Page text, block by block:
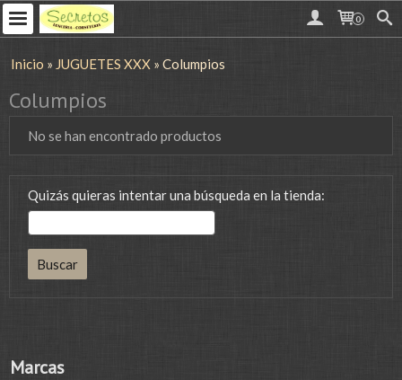
0
Marcas
Inicio » JUGUETES XXX » Columpios
Columpios
No se han encontrado productos
Quizás quieras intentar una búsqueda en la tienda: